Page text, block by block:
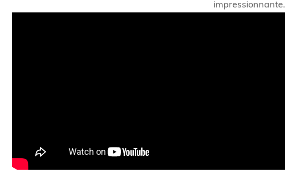
impressionnante.